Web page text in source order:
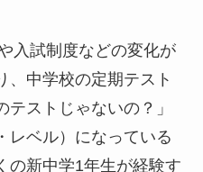
入試制度などの変化が
、中学校の定期テスト
ストじゃないの？」
レベル）になっている
の新中学1年生が経験す